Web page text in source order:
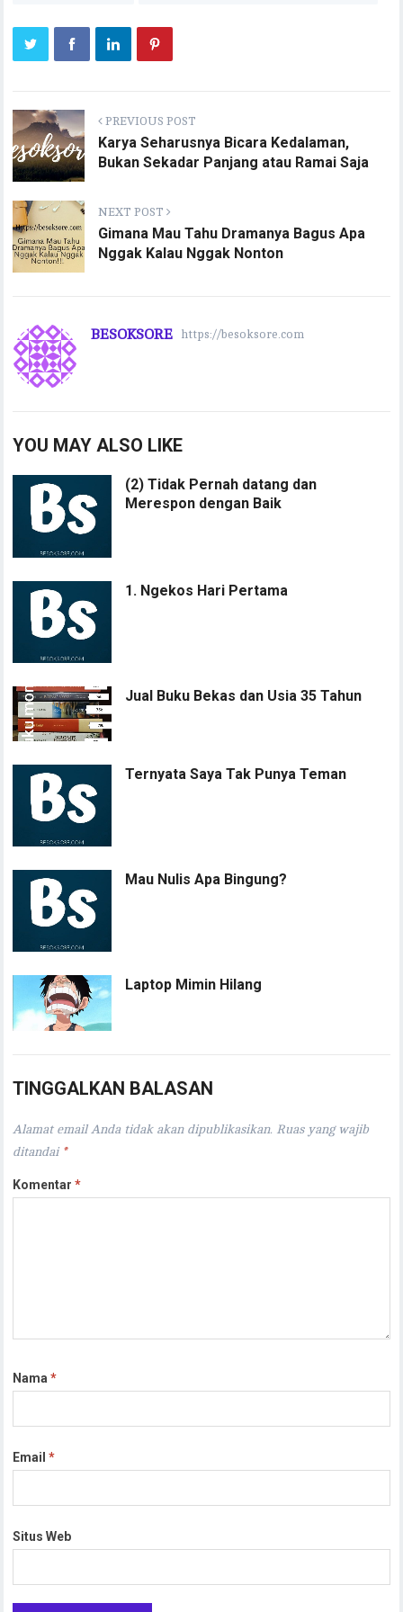
oo
k
te
r
l
s
A
p
k
PREVIOUS POST
Karya Seharusnya Bicara Kedalaman,
Bukan Sekadar Panjang atau Ramai Saja
NEXT POST
Gimana Mau Tahu Dramanya Bagus Apa
Nggak Kalau Nggak Nonton
BESOKSORE https://besoksore.com
YOU MAY ALSO LIKE
(2) Tidak Pernah datang dan
Merespon dengan Baik
1. Ngekos Hari Pertama
Jual Buku Bekas dan Usia 35 Tahun
Ternyata Saya Tak Punya Teman
Mau Nulis Apa Bingung?
Laptop Mimin Hilang
TINGGALKAN BALASAN
Alamat email Anda tidak akan dipublikasikan. Ruas yang wajib
ditandai *
Komentar*
Nama*
Email*
Situs Web